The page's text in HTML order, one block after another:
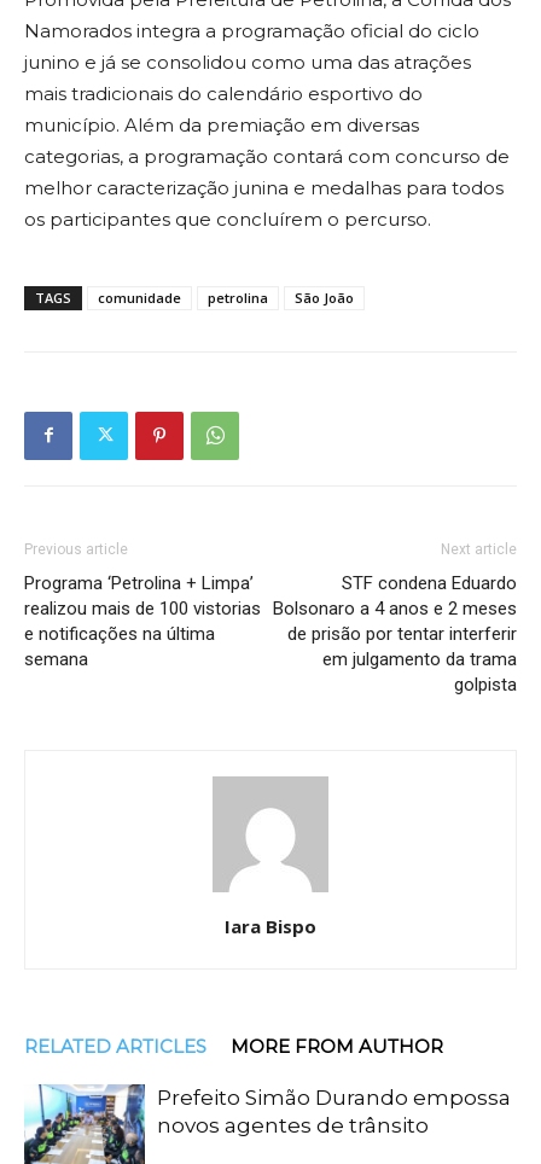
Namorados integra a programação oficial do ciclo
junino e já se consolidou como uma das atrações
mais tradicionais do calendário esportivo do
município. Além da premiação em diversas
categorias, a programação contará com concurso de
melhor caracterização junina e medalhas para todos
os participantes que concluírem o percurso.
TAGS comunidade petrolina São João
Previous article
Programa ‘Petrolina + Limpa’
realizou mais de 100 vistorias
e notificações na última
semana
Next article
STF condena Eduardo
Bolsonaro a 4 anos e 2 meses
de prisão por tentar interferir
em julgamento da trama
golpista
Iara Bispo
RELATED ARTICLES MORE FROM AUTHOR
Prefeito Simão Durando empossa
novos agentes de trânsito